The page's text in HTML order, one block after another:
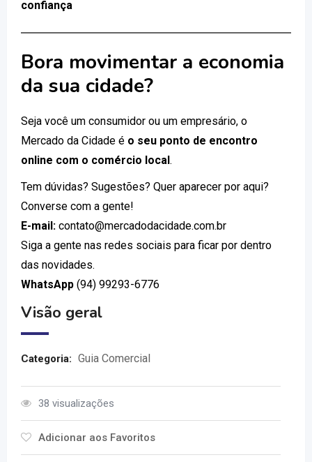
confiança
Bora movimentar a economia
da sua cidade?
Seja você um consumidor ou um empresário, o
Mercado da Cidade é o seu ponto de encontro
online com o comércio local.
Tem dúvidas? Sugestões? Quer aparecer por aqui?
Converse com a gente!
E-mail: contato@mercadodacidade.com.br
Siga a gente nas redes sociais para ficar por dentro
das novidades.
WhatsApp (94) 99293-6776
Visão geral
Categoria: Guia Comercial
38 visualizações
Adicionar aos Favoritos